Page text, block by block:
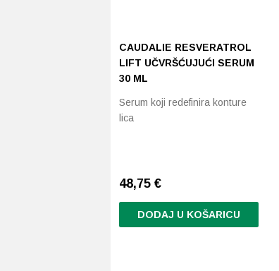
CAUDALIE RESVERATROL
LIFT UČVRŠĆUJUĆI SERUM
30 ML
Serum koji redefinira konture
lica
48,75 €
DODAJ U KOŠARICU